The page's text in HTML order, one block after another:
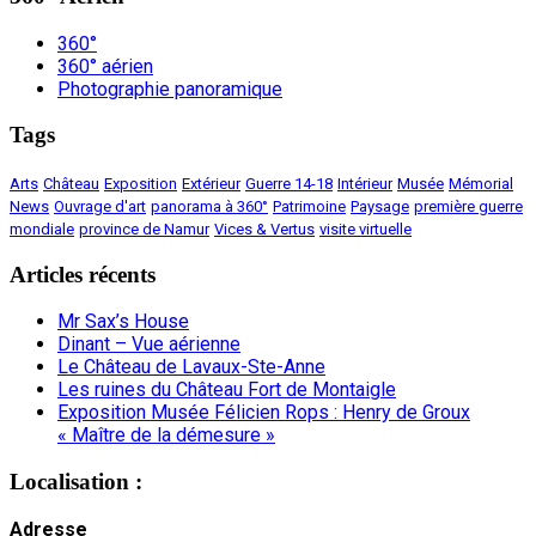
360°
360° aérien
Photographie panoramique
Tags
Arts Château Exposition Extérieur Guerre 14-18 Intérieur Musée Mémorial
News Ouvrage d'art panorama à 360° Patrimoine Paysage première guerre
mondiale province de Namur Vices & Vertus visite virtuelle
Articles récents
Mr Sax’s House
Dinant – Vue aérienne
Le Château de Lavaux-Ste-Anne
Les ruines du Château Fort de Montaigle
Exposition Musée Félicien Rops : Henry de Groux
« Maître de la démesure »
Localisation :
Adresse